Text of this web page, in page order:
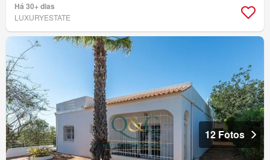
Há 30+ dias
LUXURYESTATE
12 Fotos